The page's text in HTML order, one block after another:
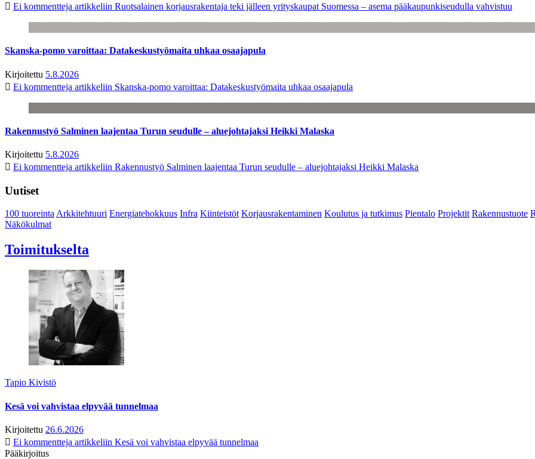
Ei kommentteja artikkeliin Ruotsalainen korjausrakentaja teki jälleen yrityskaupat Suomessa – asema pääkaupunkiseudulla vahvistuu
Skanska-pomo varoittaa: Datakeskustyömaita uhkaa osaajapula
Kirjoitettu 5.8.2026
Ei kommentteja artikkeliin Skanska-pomo varoittaa: Datakeskustyömaita uhkaa osaajapula
Rakennustyö Salminen laajentaa Turun seudulle – aluejohtajaksi Heikki Malaska
Kirjoitettu 5.8.2026
Ei kommentteja artikkeliin Rakennustyö Salminen laajentaa Turun seudulle – aluejohtajaksi Heikki Malaska
Uutiset
100 tuoreintaArkkitehtuuri Energiatehokkuus Infra Kiinteistöt Korjausrakentaminen Koulutus ja tutkimus Pientalo Projektit Rakennustuote
Näkökulmat
Toimitukselta
Tapio Kivistö
Kesä voi vahvistaa elpyvää tunnelmaa
Kirjoitettu 26.6.2026
Ei kommentteja artikkeliin Kesä voi vahvistaa elpyvää tunnelmaa
Pääkirjoitus